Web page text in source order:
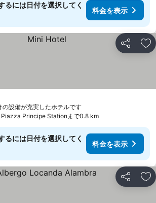
るには日付を選択してく
料金を表示
シェア お
の設備が充実したホテルです
Piazza Principe Stationまで0.8 km
るには日付を選択してく
料金を表示
シェア お